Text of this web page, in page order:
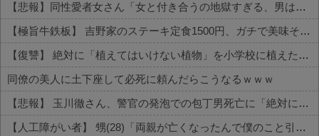
【悲報】同性愛者女さん「女と付き合うの地獄すぎる、男はどうやって耐えてんの？」←コレは同意せざるおえないと話題に
【極旨牛鉄板】 吉野家のステーキ定食1500円、ガチで美味そうｗｗｗ
【復讐】 絶対に「植えてはいけない植物」を小学校に植えた→20年経って見に行くと…「！？」衝撃の光景が・・・
同僚の美人に土下座して必死に頼んだらこうなるｗｗｗ
【悲報】 玉川徹さん、警官の発泡での包丁男死亡に「絶対に死刑にならない罪なのに警察が死刑にした！」 → 元警官のマジレスがコチラ → ………
【人工障がい者】 甥(28)「両親が亡くなったんで僕のこと引き取ってほしいんですけど！」なんでいい年したヒキニートを引き取らなきゃいけないんだ...